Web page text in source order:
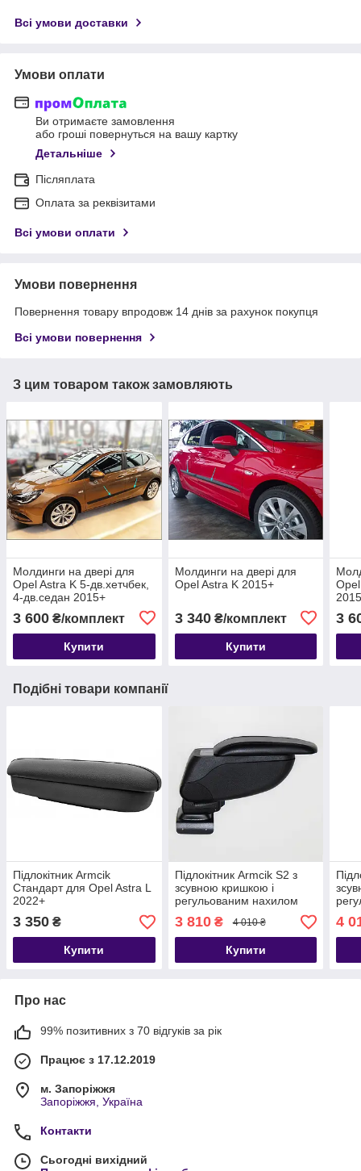
Всі умови доставки
Умови оплати
Ви отримаєте замовлення
або гроші повернуться на вашу картку
Детальніше
Післяплата
Оплата за реквізитами
Всі умови оплати
Умови повернення
Повернення товару впродовж 14 днів за рахунок покупця
Всі умови повернення
З цим товаром також замовляють
Молдинги на двері для
Opel Astra K 5-дв.хетчбек,
4-дв.седан 2015+
3 600 ₴/комплект
Купити
Молдинги на двері для
Opel Astra K 2015+
3 340₴/комплект
Купити
3
Подібні товари компанії
Підлокітник Armcik
Стандарт для Opel Astra L
2022+
3 350 ₴
Купити
Підлокітник Armcik S2 з
зсувною кришкою і
регульованим нахилом
для Opel Astra G 1998-
2009
3 810₴ 4 010 ₴
Купити
для
4
Про нас
99% позитивних з 70 відгуків за рік
Працює з 17.12.2019
м. Запоріжжя
Запоріжжя, Україна
Контакти
Сьогодні вихідний